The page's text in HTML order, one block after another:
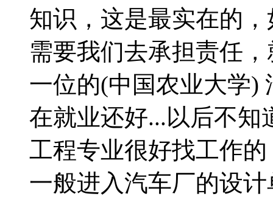
知识，这是最实在的
需要我们去承担责任
一位的(中国农业大学)
在就业还好...以后不
工程专业很好找工作
一般进入汽车厂的设